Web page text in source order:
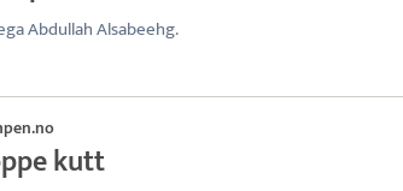
Abdullah Alsabeehg.
kutt